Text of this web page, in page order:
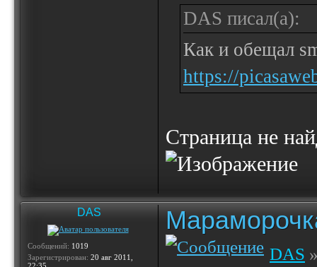
DAS писал(а):
Как и обещал
https://
Страница не
DAS
Сообщений: 1019
Зарегистрирован: 20 авг 2011,
DAS